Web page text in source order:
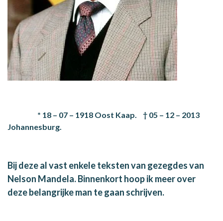
* 18 – 07 – 1918 Oost Kaap. † 05 – 12 – 2013
Johannesburg.
Bij deze al vast enkele teksten van gezegdes van
Nelson Mandela. Binnenkort hoop ik meer over
deze belangrijke man te gaan schrijven.